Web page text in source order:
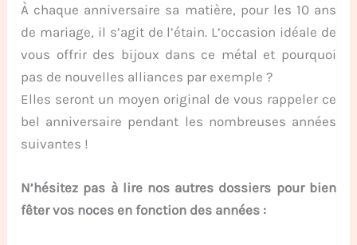
À chaque anniversaire sa matière, pour les 10 ans
de mariage, il s’agit de l’étain. L’occasion idéale de
vous offrir des bijoux dans ce métal et pourquoi
pas de nouvelles alliances par exemple ?
Elles seront un moyen original de vous rappeler ce
bel anniversaire pendant les nombreuses années
suivantes !
N’hésitez pas à lire nos autres dossiers pour bien
fêter vos noces en fonction des années :